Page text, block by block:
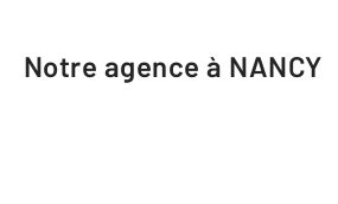
Notre agence à NANCY